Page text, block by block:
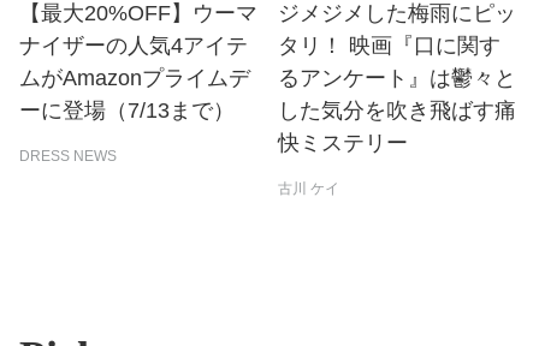
【最大20%OFF】ウーマ
ナイザーの人気4アイテ
ムがAmazonプライムデ
ーに登場（7/13まで）
DRESS NEWS
ジメジメした梅雨にピッ
タリ！ 映画『口に関す
るアンケート』は鬱々と
した気分を吹き飛ばす痛
快ミステリー
古川 ケイ